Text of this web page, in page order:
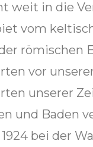
weit in die
vom
römischen
vor
unserer
und Baden
bei der